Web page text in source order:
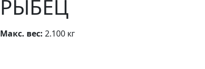
РЫБЕЦ
Макс. вес: 2.100 кг